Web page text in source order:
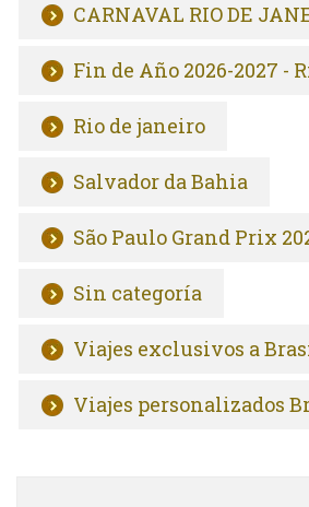
CARNAVAL RIO DE
Fin de Año 2026-2027 -
Rio de janeiro
Salvador da Bahia
São Paulo Grand Prix
Sin categoría
Viajes exclusivos a
Viajes personalizados